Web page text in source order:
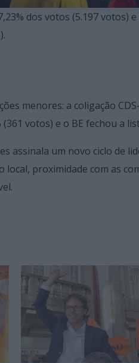
dos votos (5.197
menores: a coligação
votos) e o BE fechou a
assinala um novo ciclo de
local, proximidade com as